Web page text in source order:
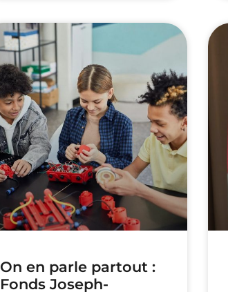
On en parle partout :
Fonds Joseph-